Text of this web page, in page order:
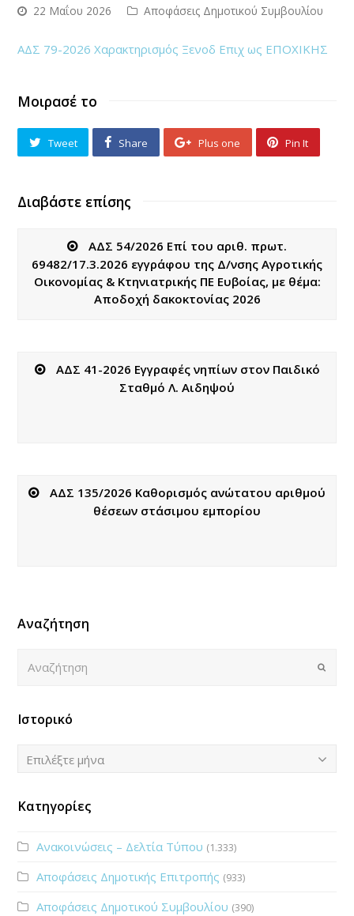
22 Μαΐου 2026 Αποφάσεις Δημοτικού Συμβουλίου
ΑΔΣ 79-2026 Χαρακτηρισμός Ξενοδ Επιχ ως ΕΠΟΧΙΚΗΣ
Μοιρασέ το
Tweet Share Plus one Pin It
Διαβάστε επίσης
ΑΔΣ 54/2026 Επί του αριθ. πρωτ.
69482/17.3.2026 εγγράφου της Δ/νσης Αγροτικής
Οικονομίας & Κτηνιατρικής ΠΕ Ευβοίας, με θέμα:
Αποδοχή δακοκτονίας 2026
ΑΔΣ 41-2026 Εγγραφές νηπίων στον Παιδικό
Σταθμό Λ. Αιδηψού
ΑΔΣ 135/2026 Καθορισμός ανώτατου αριθμού
θέσεων στάσιμου εμπορίου
Αναζήτηση
Submit
Ιστορικό
Ιστορικό
Επιλέξτε μήνα
Κατηγορίες
Ανακοινώσεις – Δελτία Τύπου (1.333)
Αποφάσεις Δημοτικής Επιτροπής (933)
Αποφάσεις Δημοτικού Συμβουλίου (390)